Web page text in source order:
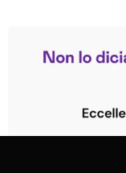
Trustpilot